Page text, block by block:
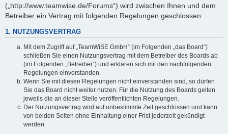
(„http://www.teamwise.de/Forums“) wird zwischen Ihnen und dem
Betreiber ein Vertrag mit folgenden Regelungen geschlossen:
1. NUTZUNGSVERTRAG
Mit dem Zugriff auf „TeamWiSE GmbH“ (im Folgenden „das Board“)
schließen Sie einen Nutzungsvertrag mit dem Betreiber des Boards ab
(im Folgenden „Betreiber“) und erklären sich mit den nachfolgenden
Regelungen einverstanden.
Wenn Sie mit diesen Regelungen nicht einverstanden sind, so dürfen
Sie das Board nicht weiter nutzen. Für die Nutzung des Boards gelten
jeweils die an dieser Stelle veröffentlichten Regelungen.
Der Nutzungsvertrag wird auf unbestimmte Zeit geschlossen und kann
von beiden Seiten ohne Einhaltung einer Frist jederzeit gekündigt
werden.